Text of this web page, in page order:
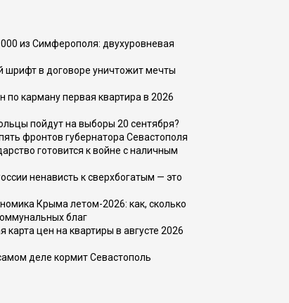
из Симферополя: двухуровневая
шрифт в договоре уничтожит мечты
по карману первая квартира в 2026
пойдут на выборы 20 сентября?
фронтов губернатора Севастополя
готовится к войне с наличным
ненависть к сверхбогатым — это
Крыма летом-2026: как, сколько
благ
цен на квартиры в августе 2026
деле кормит Севастополь